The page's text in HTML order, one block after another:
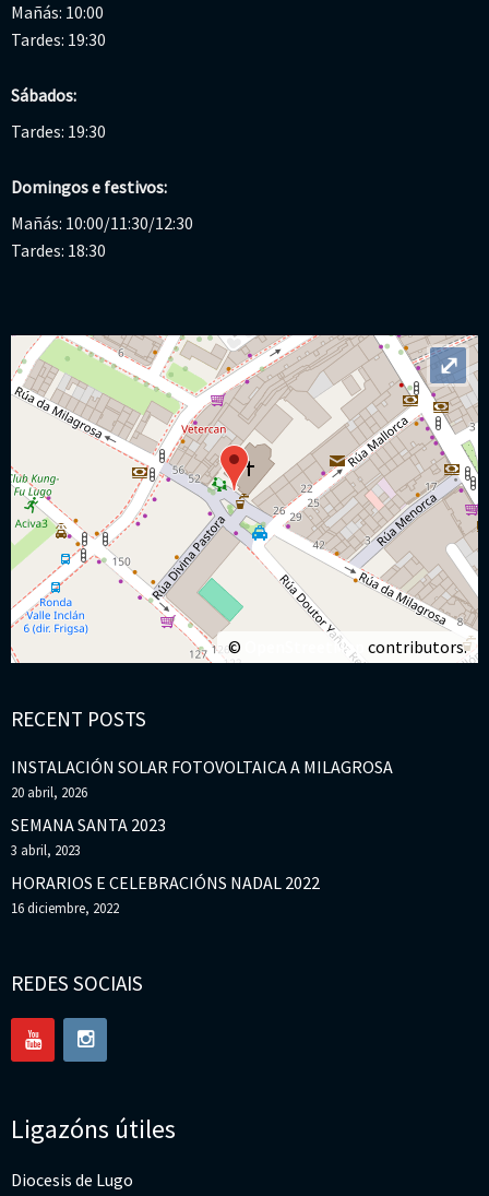
Mañás: 10:00
Tardes: 19:30
Sábados:
Tardes: 19:30
Domingos e festivos:
Mañás: 10:00/11:30/12:30
Tardes: 18:30
© OpenStreetMap contributors.
⤢
RECENT POSTS
INSTALACIÓN SOLAR FOTOVOLTAICA A MILAGROSA
20 abril, 2026
SEMANA SANTA 2023
3 abril, 2023
HORARIOS E CELEBRACIÓNS NADAL 2022
16 diciembre, 2022
REDES SOCIAIS
Ligazóns útiles
Diocesis de Lugo